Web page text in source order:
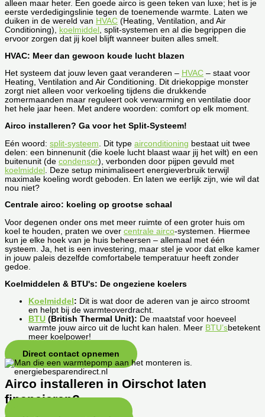
alleen maar heter. Een goede airco is geen teken van luxe; het is je
eerste verdedigingslinie tegen de toenemende warmte. Laten we
duiken in de wereld van HVAC (Heating, Ventilation, and Air
Conditioning), koelmiddel , split-systemen en al die begrippen die
ervoor zorgen dat jij koel blijft wanneer buiten alles smelt.
HVAC: Meer dan gewoon koude lucht blazen
Het systeem dat jouw leven gaat veranderen – HVAC – staat voor
Heating, Ventilation and Air Conditioning. Dit driekoppige monster
zorgt niet alleen voor verkoeling tijdens die drukkende
zomermaanden maar reguleert ook verwarming en ventilatie door
het hele jaar heen. Met andere woorden: comfort op elk moment.
Airco installeren? Ga voor het Split-Systeem!
Eén woord: split-systeem . Dit type airconditioning bestaat uit twee
delen: een binnenunit (die koele lucht blaast waar jij het wilt) en een
buitenunit (de condensor), verbonden door pijpen gevuld met
koelmiddel . Deze setup minimaliseert energieverbruik terwijl
maximale koeling wordt geboden. En laten we eerlijk zijn, wie wil dat
nou niet?
Centrale airco: koeling op grootse schaal
Voor degenen onder ons met meer ruimte of een groter huis om
koel te houden, praten we over centrale airco-systemen. Hiermee
kun je elke hoek van je huis beheersen – allemaal met één
systeem. Ja, het is een investering, maar stel je voor dat elke kamer
in jouw paleis dezelfde comfortabele temperatuur heeft zonder
gedoe.
Koelmiddelen & BTU's: De ongeziene koelers
Koelmiddel : Dit is wat door de aderen van je airco stroomt
en helpt bij de warmteoverdracht.
BTU (British Thermal Unit): De maatstaf voor hoeveel
warmte jouw airco uit de lucht kan halen. Meer BTU’sbetekent
meer koelpower!
Direct contact opnemen
Airco installeren in Oirschot laten
financieren?